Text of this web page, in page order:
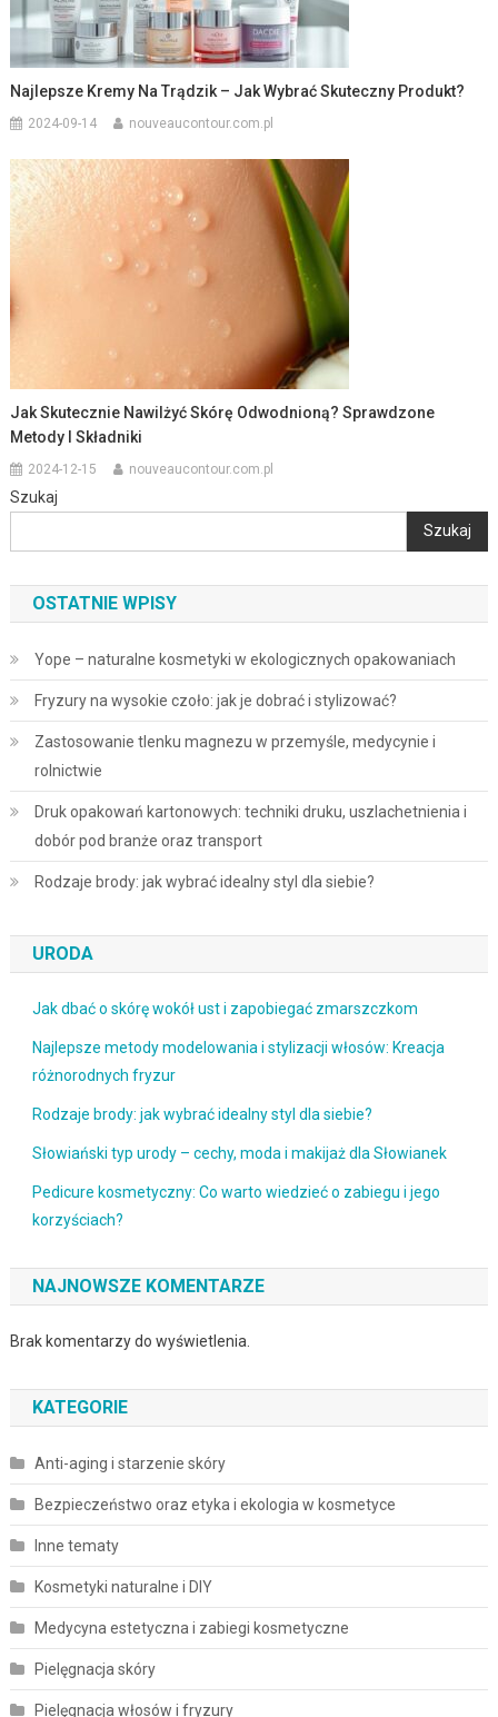
Najlepsze Kremy Na Trądzik – Jak Wybrać Skuteczny Produkt?
2024-09-14 nouveaucontour.com.pl
Jak Skutecznie Nawilżyć Skórę Odwodnioną? Sprawdzone
Metody I Składniki
2024-12-15 nouveaucontour.com.pl
Szukaj
Szukaj
OSTATNIE WPISY
Yope – naturalne kosmetyki w ekologicznych opakowaniach
Fryzury na wysokie czoło: jak je dobrać i stylizować?
Zastosowanie tlenku magnezu w przemyśle, medycynie i
rolnictwie
Druk opakowań kartonowych: techniki druku, uszlachetnienia i
dobór pod branże oraz transport
Rodzaje brody: jak wybrać idealny styl dla siebie?
URODA
Jak dbać o skórę wokół ust i zapobiegać zmarszczkom
Najlepsze metody modelowania i stylizacji włosów: Kreacja
różnorodnych fryzur
Rodzaje brody: jak wybrać idealny styl dla siebie?
Słowiański typ urody – cechy, moda i makijaż dla Słowianek
Pedicure kosmetyczny: Co warto wiedzieć o zabiegu i jego
korzyściach?
NAJNOWSZE KOMENTARZE
Brak komentarzy do wyświetlenia.
KATEGORIE
Anti-aging i starzenie skóry
Bezpieczeństwo oraz etyka i ekologia w kosmetyce
Inne tematy
Kosmetyki naturalne i DIY
Medycyna estetyczna i zabiegi kosmetyczne
Pielęgnacja skóry
Pielęgnacja włosów i fryzury